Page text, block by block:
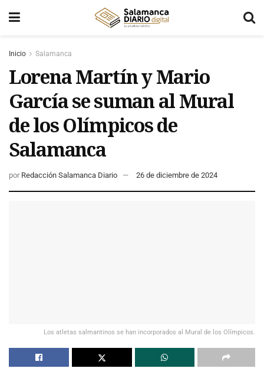
Inicio Salamanca
Lorena Martín y Mario
García se suman al Mural
de los Olímpicos de
Salamanca
por Redacción Salamanca Diario 26 de diciembre de 2024
Los atletas salmantinos se han incorporados al Mural de los Olímpicos.